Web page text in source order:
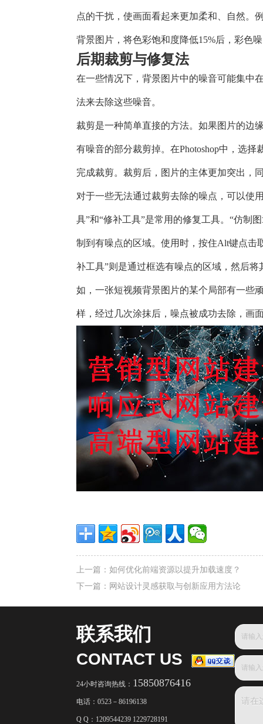
点的干扰，使画面看起来更加柔和、自然。
背景图片，将色彩饱和度降低15%后，彩色
后期裁剪与修复法
在一些情况下，背景图片中的噪音可能集中
法来去除这些噪音。
裁剪是一种简单直接的方法。如果图片的边
有噪音的部分裁剪掉。在Photoshop中，选
完成裁剪。裁剪后，图片的主体更加突出，
对于一些无法通过裁剪去除的噪点，可以使
具”和“修补工具”是常用的修复工具。“仿制
制到有噪点的区域。使用时，按住Alt键点击
补工具”则是通过框选有噪点的区域，然后
如，一张短视频背景图片的某个局部有一些
样，经过几次涂抹后，噪点被成功去除，画
上一篇： 如何优化前端资源以提升加载速度？
下一篇： 网站设计灵感获取与创新应用方法论
联系我们
CONTACT US
24小时咨询热线： 15850876416
电话： 0523－86196138
Q Q：1209544239 1229728191